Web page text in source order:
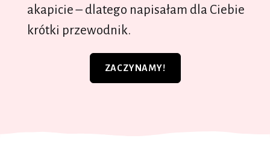
akapicie – dlatego napisałam dla Ciebie
krótki przewodnik.
ZACZYNAMY!